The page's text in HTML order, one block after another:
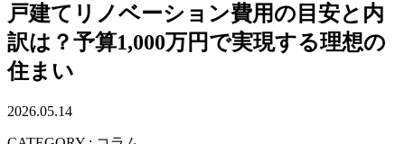
戸建てリノベーション費用の目安と内
訳は？予算1,000万円で実現する理想の
住まい
2026.05.14